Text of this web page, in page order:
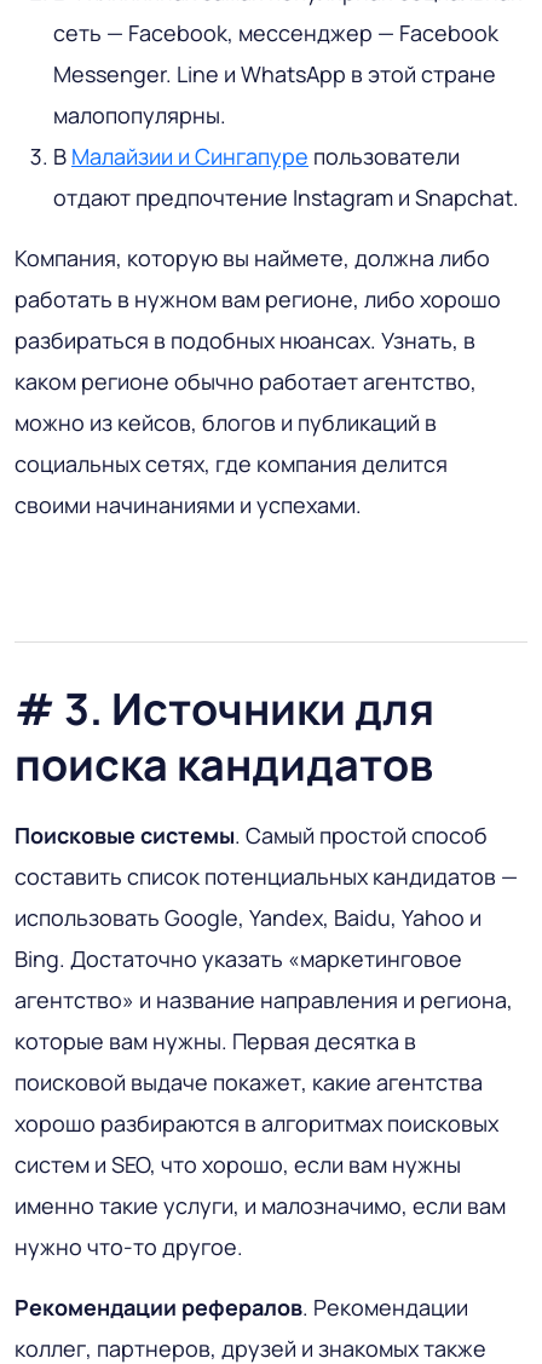
сеть — Facebook, мессенджер — Facebook
Messenger. Line и WhatsApp в этой стране
малопопулярны.
В Малайзии и Сингапуре пользователи
отдают предпочтение Instagram и Snapchat.
Компания, которую вы наймете, должна либо
работать в нужном вам регионе, либо хорошо
разбираться в подобных нюансах. Узнать, в
каком регионе обычно работает агентство,
можно из кейсов, блогов и публикаций в
социальных сетях, где компания делится
своими начинаниями и успехами.
# 3. Источники для
поиска кандидатов
Поисковые системы. Самый простой способ
составить список потенциальных кандидатов —
использовать Google, Yandex, Baidu, Yahoo и
Bing. Достаточно указать «маркетинговое
агентство» и название направления и региона,
которые вам нужны. Первая десятка в
поисковой выдаче покажет, какие агентства
хорошо разбираются в алгоритмах поисковых
систем и SEO, что хорошо, если вам нужны
именно такие услуги, и малозначимо, если вам
нужно что-то другое.
Рекомендации рефералов. Рекомендации
коллег, партнеров, друзей и знакомых также